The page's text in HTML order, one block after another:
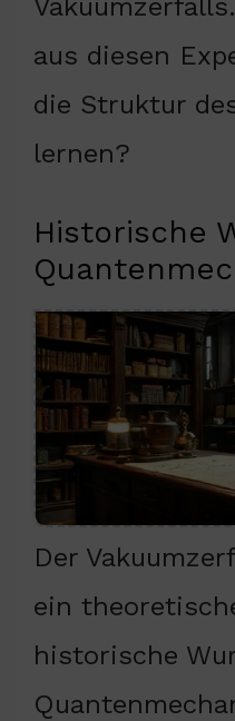
aus diesen
die Struktur
lernen?
Historische
Der
ein
historische